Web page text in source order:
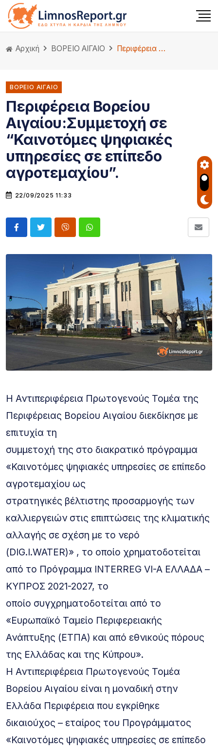
Αρχική ΒΟΡΕΙΟ ΑΙΓΑΙΟ Περιφέρεια Βορείου Αιγαίου:Συμμετοχή σε “Καινοτόμες ψηφιακές υπηρεσίες σε επίπεδο αγροτεμαχίου”.
ΒΟΡΕΙΟ ΑΙΓΑΙΟ
Περιφέρεια Βορείου
Αιγαίου:Συμμετοχή σε
“Καινοτόμες ψηφιακές
υπηρεσίες σε επίπεδο
αγροτεμαχίου”.
22/09/2025 11:33
Η Αντιπεριφέρεια Πρωτογενούς Τομέα της
Περιφέρειας Βορείου Αιγαίου διεκδίκησε με
επιτυχία τη
συμμετοχή της στο διακρατικό πρόγραμμα
«Καινοτόμες ψηφιακές υπηρεσίες σε επίπεδο
αγροτεμαχίου ως
στρατηγικές βέλτιστης προσαρμογής των
καλλιεργειών στις επιπτώσεις της κλιματικής
αλλαγής σε σχέση με το νερό
(DIG.I.WATER)» , το οποίο χρηματοδοτείται
από το Πρόγραμμα INTERREG VI-A ΕΛΛΑΔΑ –
ΚΥΠΡΟΣ 2021-2027, το
οποίο συγχρηματοδοτείται από το
«Ευρωπαϊκό Ταμείο Περιφερειακής
Ανάπτυξης (ΕΤΠΑ) και από εθνικούς πόρους
της Ελλάδας και της Κύπρου».
Η Αντιπεριφέρεια Πρωτογενούς Τομέα
Βορείου Αιγαίου είναι η μοναδική στην
Ελλάδα Περιφέρεια που εγκρίθηκε
δικαιούχος – εταίρος του Προγράμματος
«Καινοτόμες ψηφιακές υπηρεσίες σε επίπεδο